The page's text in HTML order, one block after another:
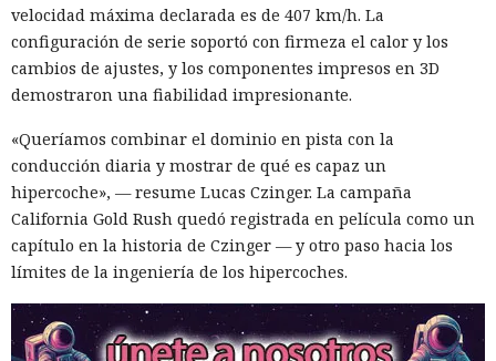
velocidad máxima declarada es de 407 km/h. La
configuración de serie soportó con firmeza el calor y los
cambios de ajustes, y los componentes impresos en 3D
demostraron una fiabilidad impresionante.
«Queríamos combinar el dominio en pista con la
conducción diaria y mostrar de qué es capaz un
hipercoche», — resume Lucas Czinger. La campaña
California Gold Rush quedó registrada en película como un
capítulo en la historia de Czinger — y otro paso hacia los
límites de la ingeniería de los hipercoches.